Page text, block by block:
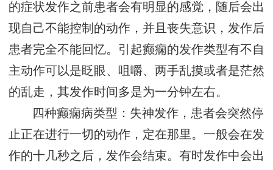
的症状发作之前患者会有明显的感觉，随后会出
现自己不能控制的动作，并且丧失意识，发作后
患者完全不能回忆。引起癫痫的发作类型有不自
主动作可以是眨眼、咀嚼、两手乱摸或者是茫然
的乱走，其发作时间多是为一分钟左右。
四种癫痫病类型：失神发作，患者会突然停
止正在进行一切的动作，定在那里。一般会在发
作的十几秒之后，发作会结束。有时发作中会出